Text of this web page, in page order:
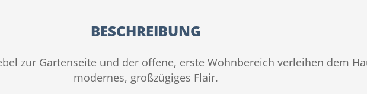
BESCHREIBUNG
zur Gartenseite und der offene, erste Wohnbereich verleihen dem
modernes, großzügiges Flair.